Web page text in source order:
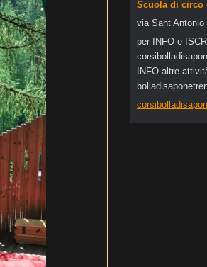
Scuola di circo
via Sant Antonio
per INFO e
corsibol ladisapo
INFO altre